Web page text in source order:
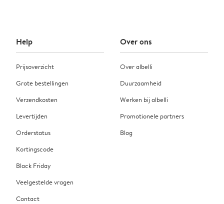
Help
Prijsoverzicht
Grote bestellingen
Verzendkosten
Levertijden
Orderstatus
Kortingscode
Black Friday
Veelgestelde vragen
Contact
Over ons
Over albelli
Duurzaamheid
Werken bij albelli
Promotionele partners
Blog